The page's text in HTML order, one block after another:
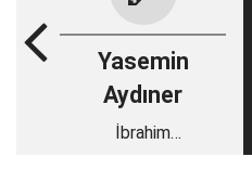
Yasemin
Aydıner
İbrahim